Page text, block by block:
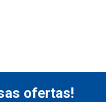
ofertas!